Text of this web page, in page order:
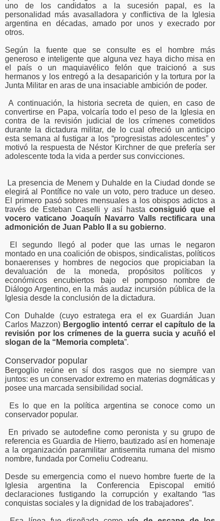
uno de los candidatos a la sucesión papal, es la
personalidad más avasalladora y conflictiva de la Iglesia
argentina en décadas, amado por unos y execrado por
otros.
Según la fuente que se consulte es el hombre más
generoso e inteligente que alguna vez haya dicho misa en
el país o un maquiavélico felón que traicionó a sus
hermanos y los entregó a la desaparición y la tortura por la
Junta Militar en aras de una insaciable ambición de poder.
A continuación, la historia secreta de quien, en caso de
convertirse en Papa, volcaría todo el peso de la Iglesia en
contra de la revisión judicial de los crímenes cometidos
durante la dictadura militar, de lo cual ofreció un anticipo
esta semana al fustigar a los “progresistas adolescentes” y
motivó la respuesta de Néstor Kirchner de que prefería ser
adolescente toda la vida a perder sus convicciones.
La presencia de Menem y Duhalde en la Ciudad donde se
elegirá al Pontífice no vale un voto, pero traduce un deseo.
El primero pasó sobres mensuales a los obispos adictos a
través de Esteban Caselli y así hasta consiguió que el
vocero vaticano Joaquín Navarro Valls rectificara una
admonición de Juan Pablo II a su gobierno.
El segundo llegó al poder que las urnas le negaron
montado en una coalición de obispos, sindicalistas, políticos
bonaerenses y hombres de negocios que propiciaban la
devaluación de la moneda, propósitos políticos y
económicos encubiertos bajo el pomposo nombre de
Diálogo Argentino, en la más audaz incursión pública de la
Iglesia desde la conclusión de la dictadura.
Con Duhalde (cuyo estratega era el ex Guardián Juan
Carlos Mazzon) Bergoglio intentó cerrar el capítulo de la
revisión por los crímenes de la guerra sucia y acuñó el
slogan de la “Memoria completa”.
Conservador popular
Bergoglio reúne en sí dos rasgos que no siempre van
juntos: es un conservador extremo en materias dogmáticas y
posee una marcada sensibilidad social.
Es lo que en la política argentina se conoce como un
conservador popular.
En privado se autodefine como peronista y su grupo de
referencia es Guardia de Hierro, bautizado así en homenaje
a la organización paramilitar antisemita rumana del mismo
nombre, fundada por Corneliu Codreanu.
Desde su emergencia como el nuevo hombre fuerte de la
Iglesia argentina la Conferencia Episcopal emitió
declaraciones fustigando la corrupción y exaltando “las
conquistas sociales y la dignidad de los trabajadores”.